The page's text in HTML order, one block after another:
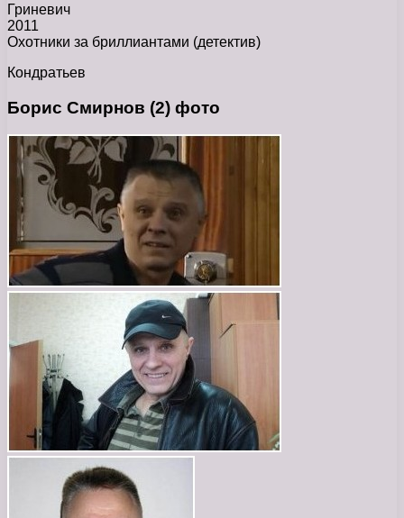
Гриневич
2011
Охотники за бриллиантами (детектив)
Кондратьев
Борис Смирнов (2) фото